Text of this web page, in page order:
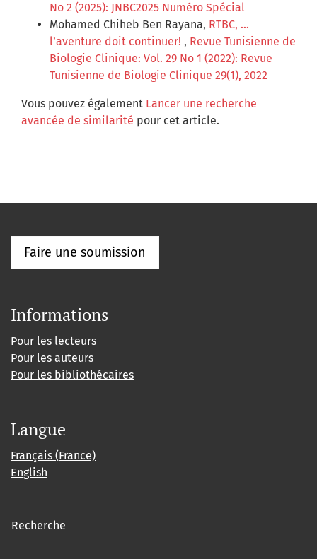
No 2 (2025): JNBC2025 Numéro Spécial
Mohamed Chiheb Ben Rayana, RTBC, ...
l’aventure doit continuer! , Revue Tunisienne de
Biologie Clinique: Vol. 29 No 1 (2022): Revue
Tunisienne de Biologie Clinique 29(1), 2022
Vous pouvez également Lancer une recherche
avancée de similarité pour cet article.
Faire une soumission
Informations
Pour les lecteurs
Pour les auteurs
Pour les bibliothécaires
Langue
Français (France)
English
Recherche